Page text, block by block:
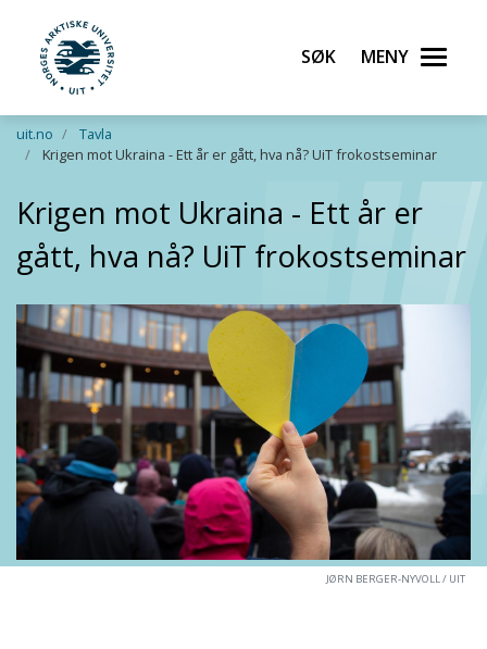
Gå til hovedinnhold
UiT Norges arktiske universitet
Søk Meny
uit.no
Tavla
Krigen mot Ukraina - Ett år er gått, hva nå? UiT frokostseminar
Krigen mot Ukraina - Ett år er
gått, hva nå? UiT frokostseminar
JØRN BERGER-NYVOLL / UIT